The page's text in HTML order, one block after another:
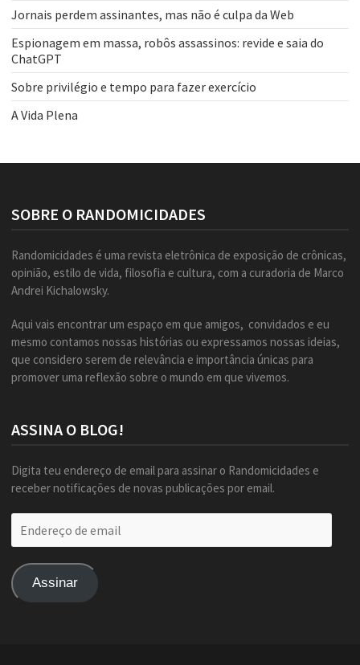
Jornais perdem assinantes, mas não é culpa da Web
Espionagem em massa, robôs assassinos: revide e saia do
ChatGPT
Sobre privilégio e tempo para fazer exercício
A Vida Plena
SOBRE O RANDOMICIDADES
Randomicidades é uma revista eletrônica de exposição de crônicas,
opinião, estilo de vida, filosofia e cultura, com a curadoria de Marco
Andrei Kichalowsky.
Aqui vais encontrar um espaço em que amigos, convidados e eu
mesmo contamos nossas histórias ou expressamos nossas ideias,
que considero serem de relevância e importância únicas para
promover uma reflexão sobre o mundo em que vivemos.
ASSINA O BLOG!
Digita teu endereço de email para assinar o Randomicidades e
receber notificações de novas publicações por email.
de
Assinar